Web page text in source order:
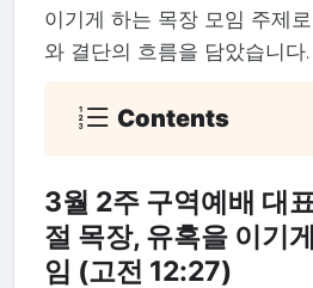
이기게 하는 목장 모임 주제
와 결단의 흐름을 담았습니다
Contents
3월 2주 구역예배 대
절 목장, 유혹을 이기
임 (고전 12:27)